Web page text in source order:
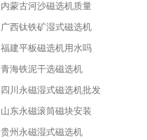
内蒙古河沙磁选机质量
广西钛铁矿湿式磁选机
福建平板磁选机用水吗
青海铁泥干选磁选机
四川永磁湿式磁选机批发
山东永磁滚筒磁块安装
贵州永磁湿式磁选机